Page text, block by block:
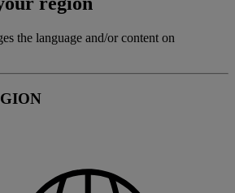
the language and/or content on